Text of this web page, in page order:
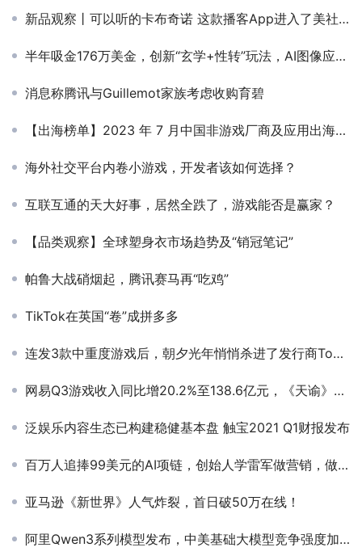
新品观察丨可以听的卡布奇诺 这款播客App进入了美社交榜前十
半年吸金176万美金，创新“玄学+性转”玩法，AI图像应用海外走红
消息称腾讯与Guillemot家族考虑收购育碧
【出海榜单】2023 年 7 月中国非游戏厂商及应用出海收入 30 强
海外社交平台内卷小游戏，开发者该如何选择？
互联互通的天大好事，居然全跌了，游戏能否是赢家？
【品类观察】全球塑身衣市场趋势及“销冠笔记”
帕鲁大战硝烟起，腾讯赛马再“吃鸡”
TikTok在英国“卷”成拼多多
连发3款中重度游戏后，朝夕光年悄悄杀进了发行商Top20
网易Q3游戏收入同比增20.2%至138.6亿元，《天谕》手游或于春节前发售
泛娱乐内容生态已构建稳健基本盘 触宝2021 Q1财报发布
百万人追捧99美元的AI项链，创始人学雷军做营销，做“硬件+社交”估值5000万美元
亚马逊《新世界》人气炸裂，首日破50万在线！
阿里Qwen3系列模型发布，中美基础大模型竞争强度加大